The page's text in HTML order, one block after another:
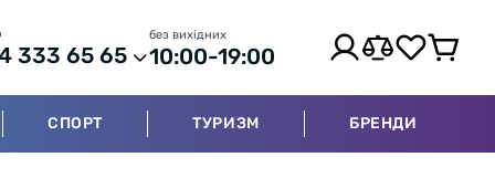
333 65 65
без вихідних
10:00-19:00
СПОРТ ТУРИЗМ БРЕНДИ